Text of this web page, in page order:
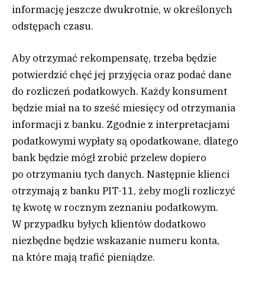
informację jeszcze dwukrotnie, w określonych
odstępach czasu.
Aby otrzymać rekompensatę, trzeba będzie
potwierdzić chęć jej przyjęcia oraz podać dane
do rozliczeń podatkowych. Każdy konsument
będzie miał na to sześć miesięcy od otrzymania
informacji z banku. Zgodnie z interpretacjami
podatkowymi wypłaty są opodatkowane, dlatego
bank będzie mógł zrobić przelew dopiero
po otrzymaniu tych danych. Następnie klienci
otrzymają z banku PIT-11, żeby mogli rozliczyć
tę kwotę w rocznym zeznaniu podatkowym.
W przypadku byłych klientów dodatkowo
niezbędne będzie wskazanie numeru konta,
na które mają trafić pieniądze.